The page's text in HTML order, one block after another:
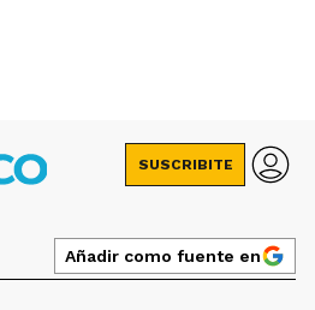
SUSCRIBITE
Añadir como fuente en